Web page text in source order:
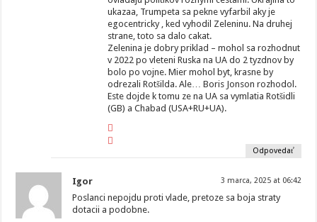
ukazaa, Trumpeta sa pekne vyfarbil aky je
egocentricky , ked vyhodil Zeleninu. Na druhej
strane, toto sa dalo cakat.
Zelenina je dobry priklad – mohol sa rozhodnut
v 2022 po vleteni Ruska na UA do 2 tyzdnov by
bolo po vojne. Mier mohol byt, krasne by
odrezali Rotšilda. Ale… Boris Jonson rozhodol.
Este dojde k tomu ze na UA sa vymlatia Rotšidli
(GB) a Chabad (USA+RU+UA).
Odpovedať
Igor 3 marca, 2025 at 06:42
Poslanci nepojdu proti vlade, pretoze sa boja straty
dotacii a podobne.